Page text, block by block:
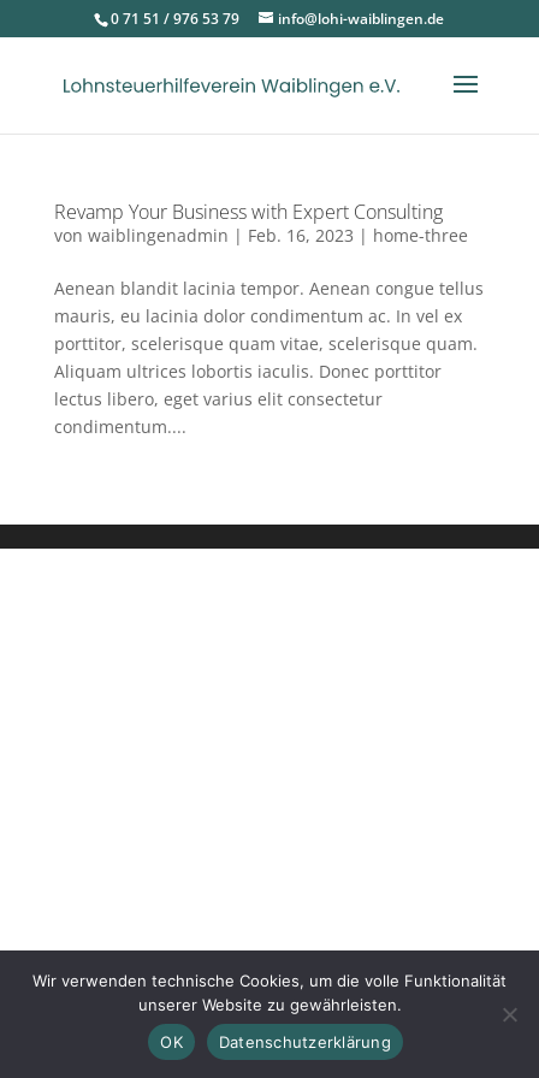
0 71 51 / 976 53 79 info@lohi-waiblingen.de
Revamp Your Business with Expert Consulting
von waiblingenadmin | Feb. 16, 2023 | home-three
Aenean blandit lacinia tempor. Aenean congue tellus
mauris, eu lacinia dolor condimentum ac. In vel ex
porttitor, scelerisque quam vitae, scelerisque quam.
Aliquam ultrices lobortis iaculis. Donec porttitor
lectus libero, eget varius elit consectetur
condimentum....
Wir verwenden technische Cookies, um die volle Funktionalität
unserer Website zu gewährleisten.
OK
Datenschutzerklärung